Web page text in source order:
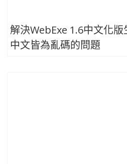
解決WebExe 1.6中文化
中文皆為亂碼的問題